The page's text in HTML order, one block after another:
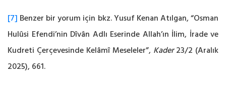
[7] Benzer bir yorum için bkz. Yusuf Kenan Atılgan, “Osman
Hulûsi Efendi’nin Dîvân Adlı Eserinde Allah’ın İlim, İrade ve
Kudreti Çerçevesinde Kelâmî Meseleler”, Kader23/2 (Aralık
2025), 661.